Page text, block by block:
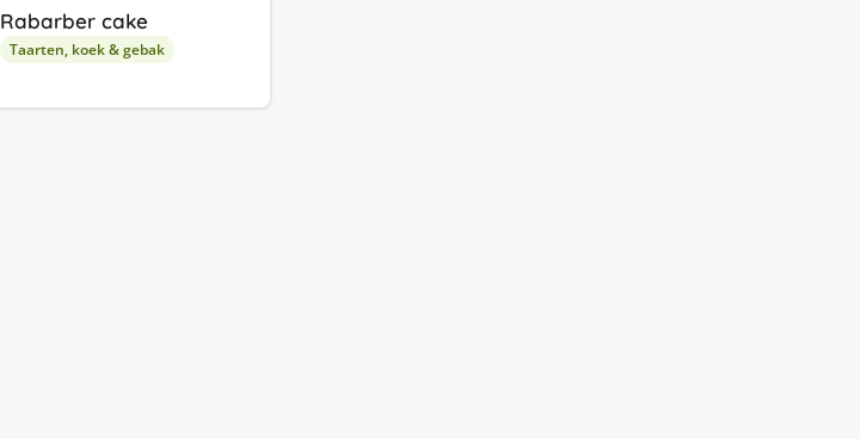
Rabarber cake
Taarten, koek & gebak